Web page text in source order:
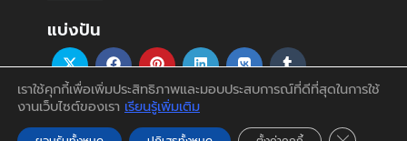
แบ่งปัน
สินค้า บริการ บทความ สนับสนุน&ดาวน์โหลด ติดต่อเรา บัญชีของฉัน
เราใช้คุกกี้เพื่อเพิ่มประสิทธิภาพและมอบประสบการณ์ที่ดีที่สุดในการใช้
งานเว็บไซต์ของเรา เรียนรู้เพิ่มเติม